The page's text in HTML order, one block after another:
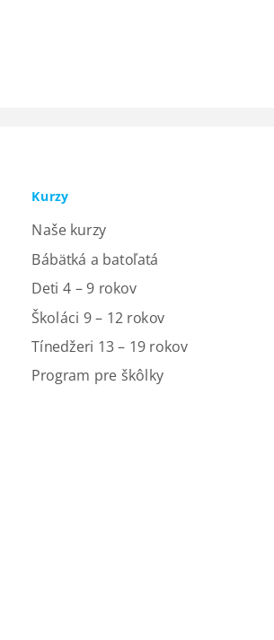
Kurzy
Naše kurzy
Bábätká a batoľatá
Deti 4 – 9 rokov
Školáci 9 – 12 rokov
Tínedžeri 13 – 19 rokov
Program pre škôlky